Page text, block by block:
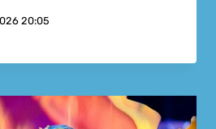
20:05